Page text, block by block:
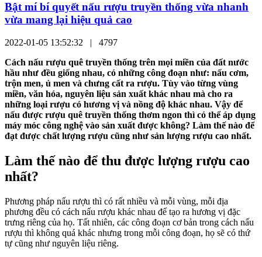
Bật mí bí quyết nấu rượu truyền thống vừa nhanh
vừa mang lại hiệu quả cao
2022-01-05 13:52:32 | 4797
Cách nấu rượu quê truyền thống trên mọi miền của đất nước
hầu như đều giống nhau, có những công đoạn như: nấu cơm,
trộn men, ủ men và chưng cất ra rượu. Tùy vào từng vùng
miền, văn hóa, nguyên liệu sản xuất khác nhau mà cho ra
những loại rượu có hương vị và nồng độ khác nhau. Vậy để
nấu được rượu quê truyền thống thơm ngon thì có thể áp dụng
máy móc công nghệ vào sản xuất được không? Làm thế nào để
đạt được chất lượng rượu cũng như sản lượng rượu cao nhất.
Làm thế nào để thu được lượng rượu cao
nhất?
Phương pháp nấu rượu thì có rất nhiều và mỗi vùng, mỗi địa
phương đều có cách nấu rượu khác nhau để tạo ra hương vị đặc
trưng riêng của họ. Tất nhiên, các công đoạn cơ bản trong cách nấu
rượu thì không quá khác nhưng trong mỗi công đoạn, họ sẽ có thứ
tự cũng như nguyên liệu riêng.